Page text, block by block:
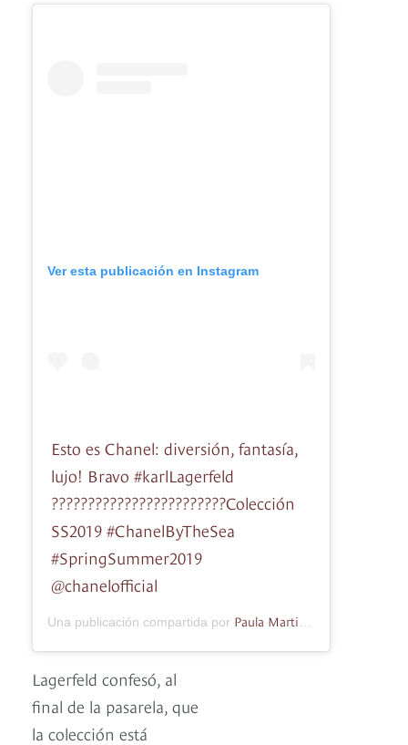
Ver esta publicación en Instagram
Esto es Chanel: diversión, fantasía,
lujo! Bravo #karlLagerfeld
????????????????????????Colección
SS2019 #ChanelByTheSea
#SpringSummer2019
@chanelofficial
Una publicación compartida por Paula Martinez
Lagerfeld confesó, al
final de la pasarela, que
la colección está